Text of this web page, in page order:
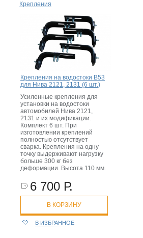
Крепления
Крепления на водостоки B53
для Нива 2121, 2131 (6 шт.)
Усиленные крепления для
установки на водостоки
автомобилей Нива 2121,
2131 и их модификации.
Комплект 6 шт. При
изготовлении креплений
полностью отсутствует
сварка. Крепления на одну
точку выдерживают нагрузку
больше 300 кг без
деформации. Высота 110 мм.
6 700 Р.
В КОРЗИНУ
В ИЗБРАННОЕ